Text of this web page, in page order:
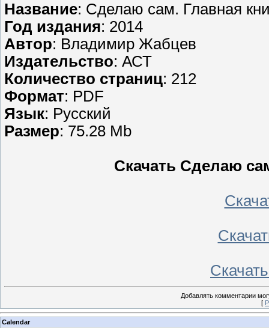
Название: Сделаю сам. Главная
Год издания: 2014
Автор: Владимир Жабцев
Издательство: АСТ
Количество страниц: 212
Формат: PDF
Язык: Русский
Размер: 75.28 Mb
Скачать Сделаю
Добавлять комментарии
[
Calendar